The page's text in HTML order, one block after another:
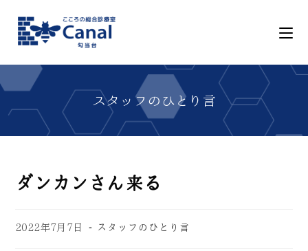
ダンカンさん来る
2022年7月7日 スタッフのひとり言